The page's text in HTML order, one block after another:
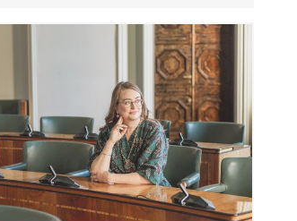
muuttuneesta linjasta ja patistaa
Suomea ja Eurooppaa lisäämään
läsnäoloaan maailmalla. Hyrkkö piti
Vihreiden ryhmäpuheenvuoron
eduskunnan keskustelussa koskien
Kansainvälisten taloussuhteiden ja
kehitysyhteistyön selontekoa.